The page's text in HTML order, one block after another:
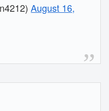
August 16,